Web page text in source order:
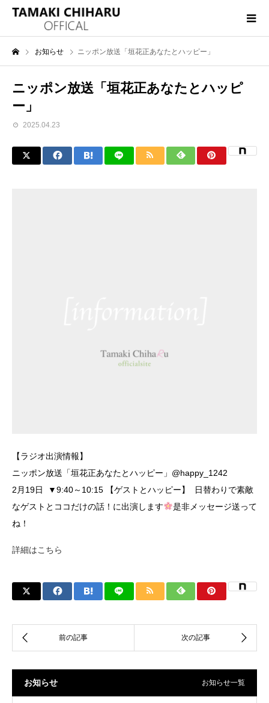
お知らせ ニッポン放送「垣花正あなたとハッピー」
ニッポン放送「垣花正あなたとハッピ
ー」
2025.04.23
【ラジオ出演情報】
ニッポン放送「垣花正あなたとハッピー」@happy_1242
2月19日 ▼9:40～10:15 【ゲストとハッピー】 日替わりで素敵
なゲストとココだけの話！に出演します
是非メッセージ送って
ね！
詳細はこちら
お知らせ お知らせ一覧